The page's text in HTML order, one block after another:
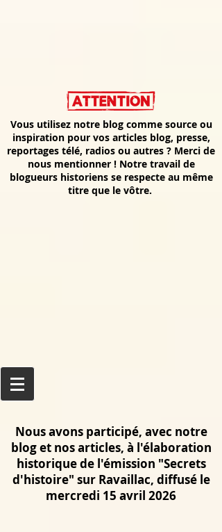
Vous utilisez notre blog comme source ou
inspiration pour vos articles blog, presse,
reportages télé, radios ou autres ? Merci de
nous mentionner ! Notre travail de
blogueurs historiens se respecte au même
titre que le vôtre.
Nous avons participé, avec notre
blog et nos articles, à l'élaboration
historique de l'émission "Secrets
d'histoire" sur Ravaillac, diffusé le
mercredi 15 avril 2026